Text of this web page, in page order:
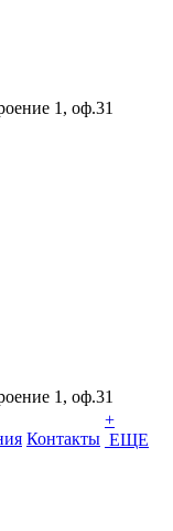
1, оф.31
1, оф.31
Контакты
+
ЕЩЕ